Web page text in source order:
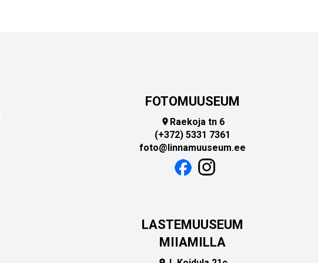
FOTOMUUSEUM
 Raekoja tn 6
(+372) 5331 7361
foto@linnamuuseum.ee
LASTEMUUSEUM
MIIAMILLA